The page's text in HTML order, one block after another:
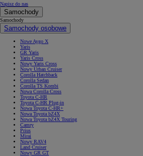
Napisz do nas
Samochody
Samochody
Samochody osobowe
Nowe Aygo X
Yaris
GR Yaris
Yaris Cross
Nowy Yaris Cross
Nowy Urban Cruiser
Corolla Hatchback
Corolla Sedan
Corolla TS Kombi
Nowa Corolla Cross
Toyota C-HR
Toyota C-HR Plug-in
Nowa Toyota C-HR+
Nowa Toyota bZ4X
Nowa Toyota bZ4X Touring
Camry
Prius
Mirai
Nowy RAV4
Land Cruiser
Nowy GR GT